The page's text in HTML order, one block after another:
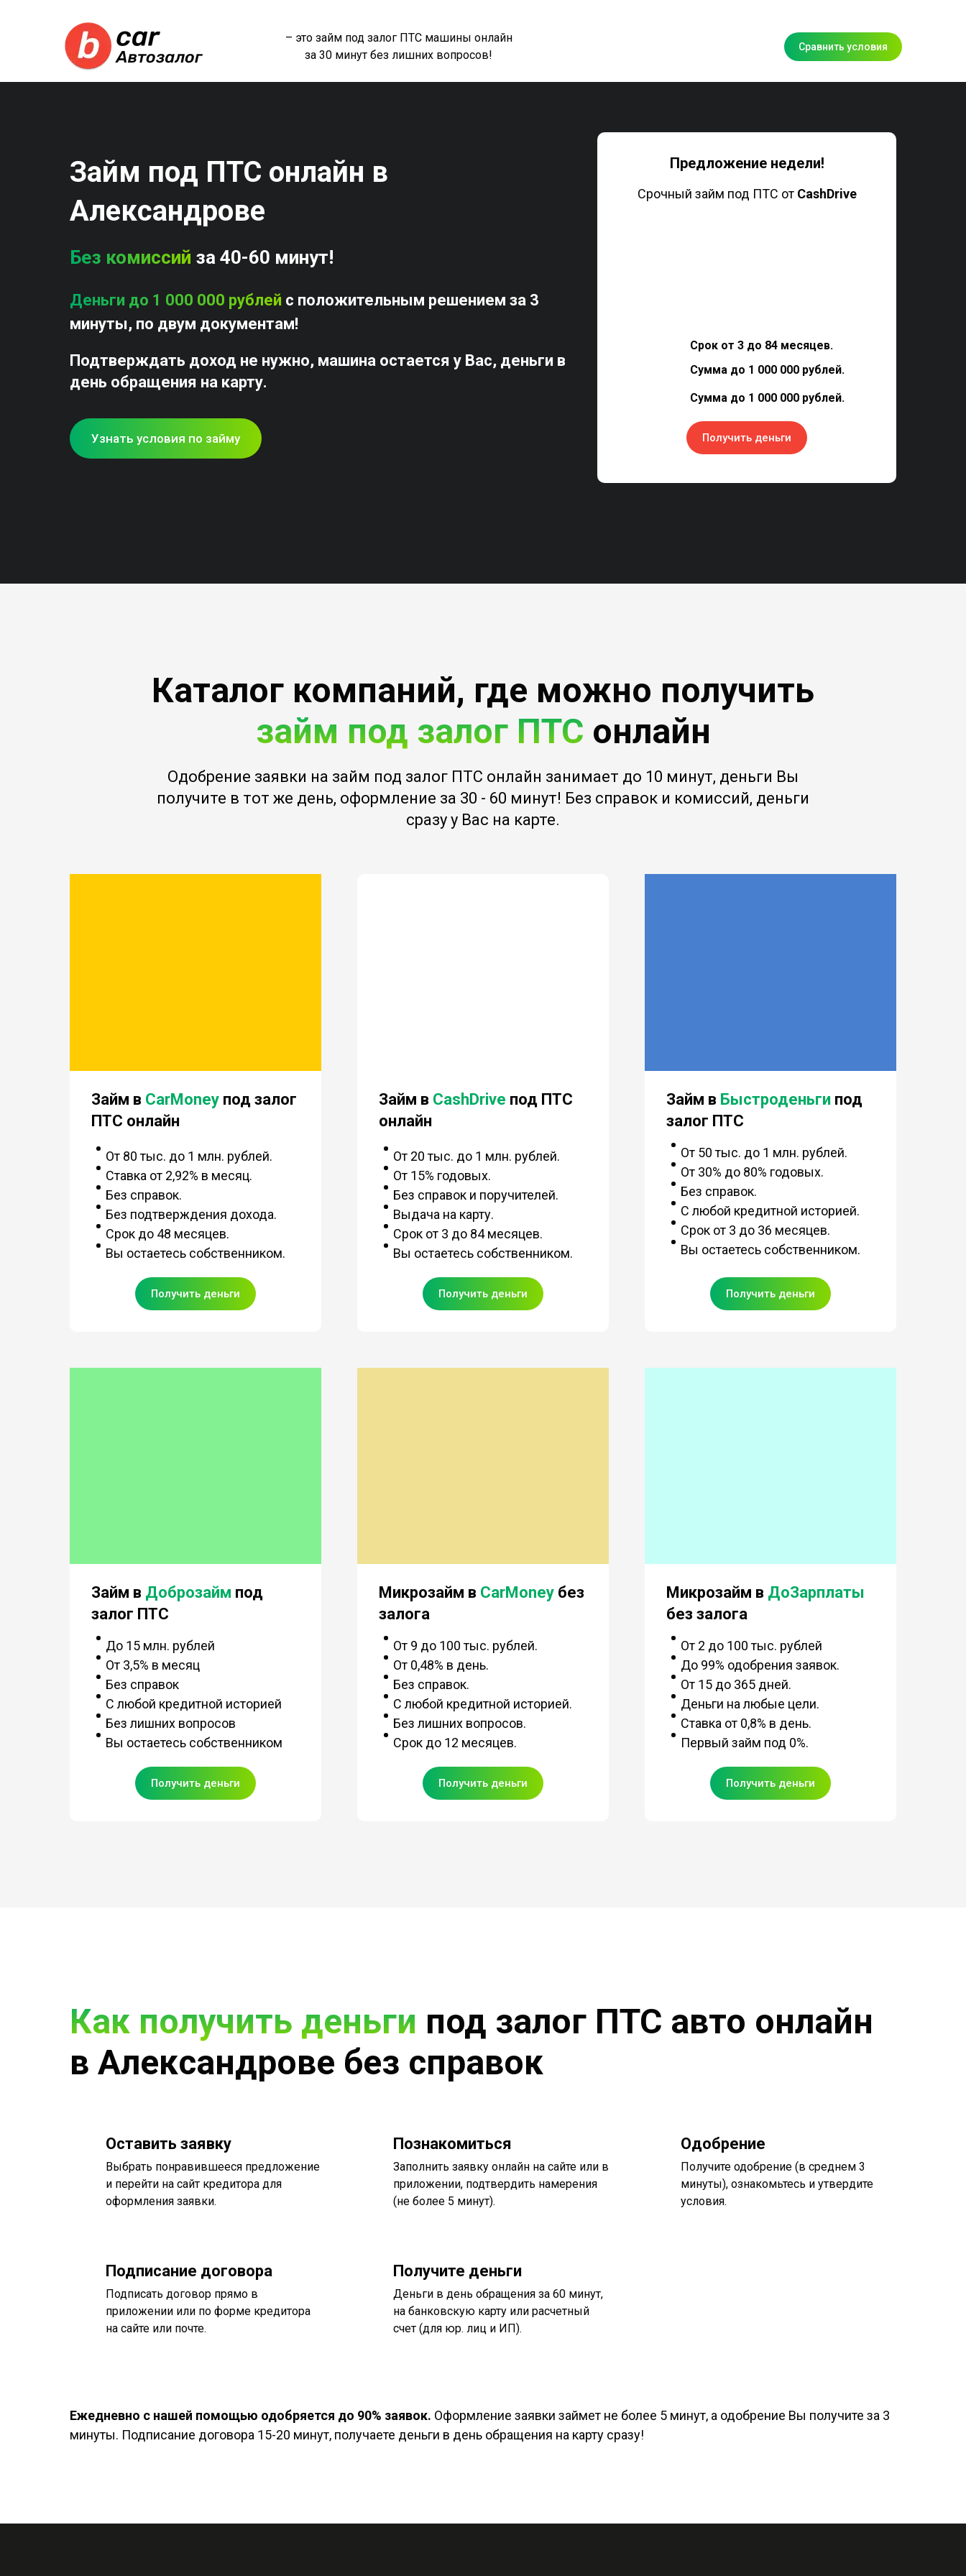
– это займ под залог ПТС машины онлайн
за 30 минут без лишних вопросов!
Сравнить условия
Займ под ПТС онлайн в
Александрове
Без комиссий за 40-60 минут!
Деньги до 1 000 000 рублей с положительным решением за 3
минуты, по двум документам!
Подтверждать доход не нужно, машина остается у Вас, деньги в
день обращения на карту.
Узнать условия по займу
Предложение недели!
Срочный займ под ПТС от CashDrive
Срок от 3 до 84 месяцев.
Сумма до 1 000 000 рублей.
Сумма до 1 000 000 рублей.
Получить деньги
Каталог компаний, где можно получить
займ под залог ПТС онлайн
Одобрение заявки на займ под залог ПТС онлайн занимает до 10 минут, деньги Вы
получите в тот же день, оформление за 30 - 60 минут! Без справок и комиссий, деньги
сразу у Вас на карте.
Займ в CarMoney под залог
ПТС онлайн
От 80 тыс. до 1 млн. рублей.
Ставка от 2,92% в месяц.
Без справок.
Без подтверждения дохода.
Срок до 48 месяцев.
Вы остаетесь собственником.
Получить деньги
Займ в CashDrive под ПТС
онлайн
От 20 тыс. до 1 млн. рублей.
От 15% годовых.
Без справок и поручителей.
Выдача на карту.
Срок от 3 до 84 месяцев.
Вы остаетесь собственником.
Получить деньги
Займ в Быстроденьгипод
залог ПТС
От 50 тыс. до 1 млн. рублей.
От 30% до 80% годовых.
Без справок.
С любой кредитной историей.
Срок от 3 до 36 месяцев.
Вы остаетесь собственником.
Получить деньги
Займ в Доброзайм под
залог ПТС
До 15 млн. рублей
От 3,5% в месяц
Без справок
С любой кредитной историей
Без лишних вопросов
Вы остаетесь собственником
Получить деньги
Микрозайм в CarMoneyбез
залога
От 9 до 100 тыс. рублей.
От 0,48% в день.
Без справок.
С любой кредитной историей.
Без лишних вопросов.
Срок до 12 месяцев.
Получить деньги
Микрозайм в ДоЗарплаты
без залога
От 2 до 100 тыс. рублей
До 99% одобрения заявок.
От 15 до 365 дней.
Деньги на любые цели.
Ставка от 0,8% в день.
Первый займ под 0%.
Получить деньги
Как получить деньги под залог ПТС авто онлайн
в Александрове без справок
Оставить заявку
Выбрать понравившееся предложение
и перейти на сайт кредитора для
оформления заявки.
Познакомиться
Заполнить заявку онлайн на сайте или в
приложении, подтвердить намерения
(не более 5 минут).
Одобрение
Получите одобрение (в среднем 3
минуты), ознакомьтесь и утвердите
условия.
Подписание договора
Подписать договор прямо в
приложении или по форме кредитора
на сайте или почте.
Получите деньги
Деньги в день обращения за 60 минут,
на банковскую карту или расчетный
счет (для юр. лиц и ИП).
Ежедневно с нашей помощью одобряется до 90% заявок. Оформление заявки займет не более 5 минут, а одобрение Вы получите за 3
минуты. Подписание договора 15-20 минут, получаете деньги в день обращения на карту сразу!